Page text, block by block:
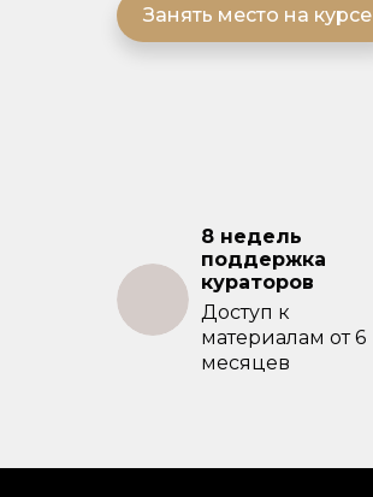
Занять место на курсе
8 недель
поддержка
кураторов
Доступ к
материалам от 6
месяцев